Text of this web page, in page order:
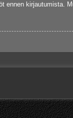
kirjautumista.